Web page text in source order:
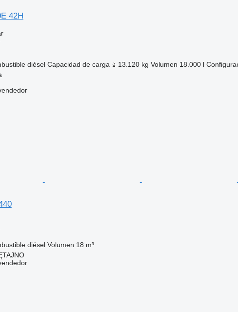
42H
diésel Capacidad de carga 13.120 kg Volumen 18.000 l
diésel Volumen 18 m³